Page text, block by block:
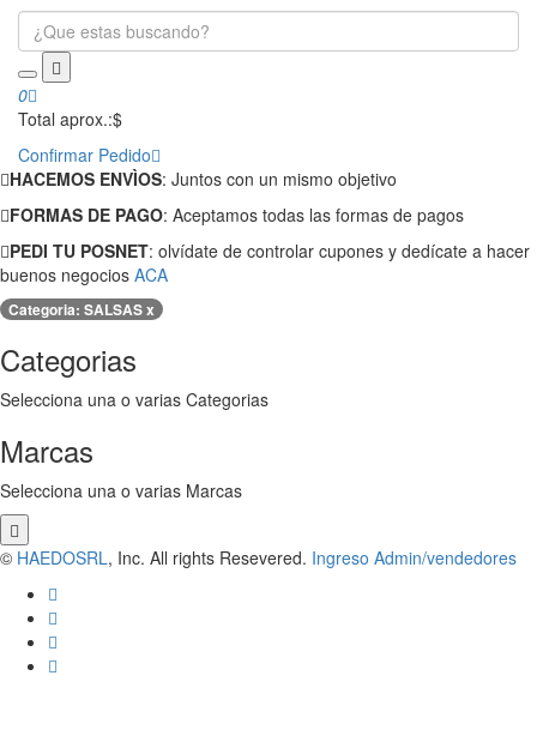
0
Total aprox.:$
Confirmar Pedido
HACEMOS ENVÌOS: Juntos con un mismo objetivo
FORMAS DE PAGO: Aceptamos todas las formas de pagos
PEDI TU POSNET: olvídate de controlar cupones y dedícate a hacer
buenos negocios ACA
Categoria: SALSASx
Categorias
Selecciona una o varias Categorias
Marcas
Selecciona una o varias Marcas
© HAEDOSRL, Inc. All rights Resevered. Ingreso Admin/vendedores